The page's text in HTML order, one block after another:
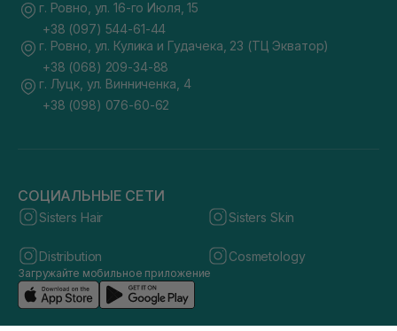
г. Ровно, ул. 16-го Июля, 15
+38 (097) 544-61-44
г. Ровно, ул. Кулика и Гудачека, 23 (ТЦ Экватор)
+38 (068) 209-34-88
г. Луцк, ул. Винниченка, 4
+38 (098) 076-60-62
СОЦИАЛЬНЫЕ СЕТИ
Sisters Hair Sisters Skin
Distribution Cosmetology
Загружайте мобильное приложение